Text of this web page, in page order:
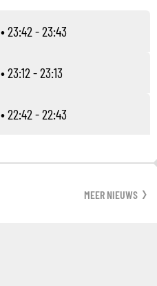
• 23:42 - 23:43
• 23:12 - 23:13
• 22:42 - 22:43
MEER NIEUWS